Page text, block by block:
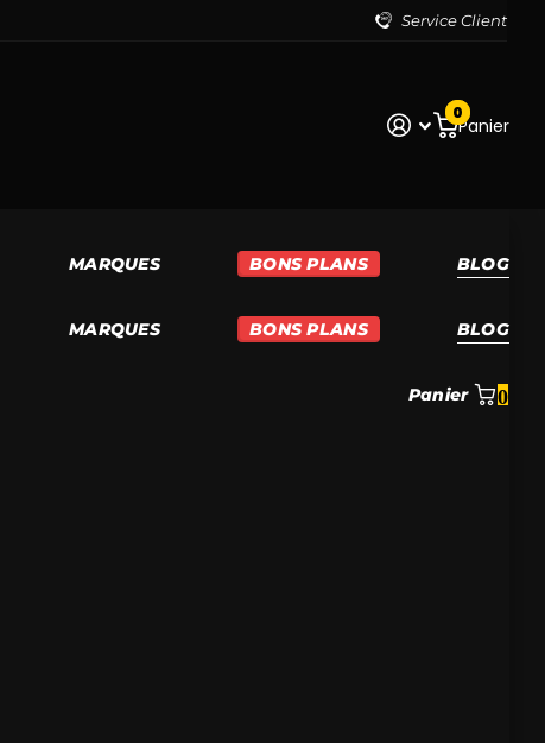
Service Client
Panier
0
MARQUES BONS PLANS BLOG
MARQUES BONS PLANS
BLOG
Panier 0